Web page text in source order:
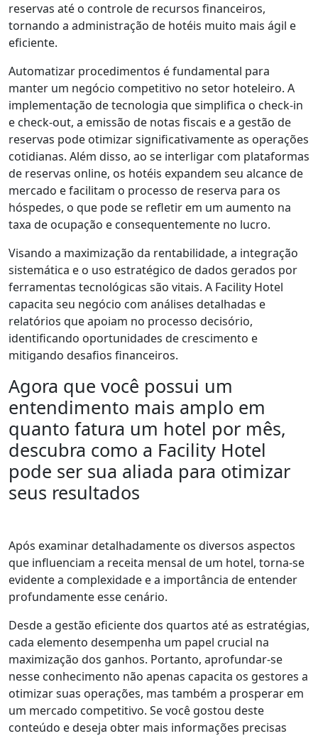
reservas até o controle de recursos financeiros,
tornando a administração de hotéis muito mais ágil e
eficiente.
Automatizar procedimentos é fundamental para
manter um negócio competitivo no setor hoteleiro. A
implementação de tecnologia que simplifica o check-in
e check-out, a emissão de notas fiscais e a gestão de
reservas pode otimizar significativamente as operações
cotidianas. Além disso, ao se interligar com plataformas
de reservas online, os hotéis expandem seu alcance de
mercado e facilitam o processo de reserva para os
hóspedes, o que pode se refletir em um aumento na
taxa de ocupação e consequentemente no lucro.
Visando a maximização da rentabilidade, a integração
sistemática e o uso estratégico de dados gerados por
ferramentas tecnológicas são vitais. A Facility Hotel
capacita seu negócio com análises detalhadas e
relatórios que apoiam no processo decisório,
identificando oportunidades de crescimento e
mitigando desafios financeiros.
Agora que você possui um
entendimento mais amplo em
quanto fatura um hotel por mês,
descubra como a Facility Hotel
pode ser sua aliada para otimizar
seus resultados
Após examinar detalhadamente os diversos aspectos
que influenciam a receita mensal de um hotel, torna-se
evidente a complexidade e a importância de entender
profundamente esse cenário.
Desde a gestão eficiente dos quartos até as estratégias,
cada elemento desempenha um papel crucial na
maximização dos ganhos. Portanto, aprofundar-se
nesse conhecimento não apenas capacita os gestores a
otimizar suas operações, mas também a prosperar em
um mercado competitivo. Se você gostou deste
conteúdo e deseja obter mais informações precisas